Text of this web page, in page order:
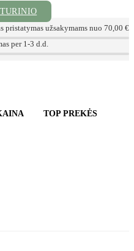
pristatymas užsakymams nuo 70,00 €
geriausią kainą
TOP PREKĖS